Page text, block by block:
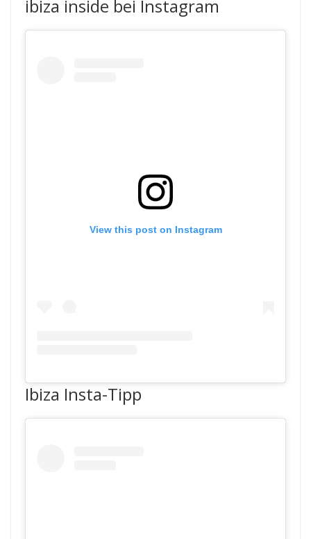
ibiza inside bei Instagram
View this post on Instagram
Ibiza Insta-Tipp